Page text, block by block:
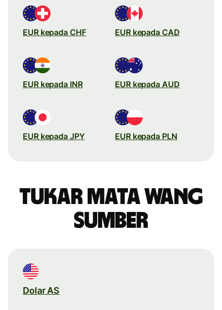
EUR kepada CHF EUR kepada CAD
EUR kepada INR EUR kepada AUD
EUR kepada JPY EUR kepada PLN
Tukar mata wang
sumber
Dolar AS